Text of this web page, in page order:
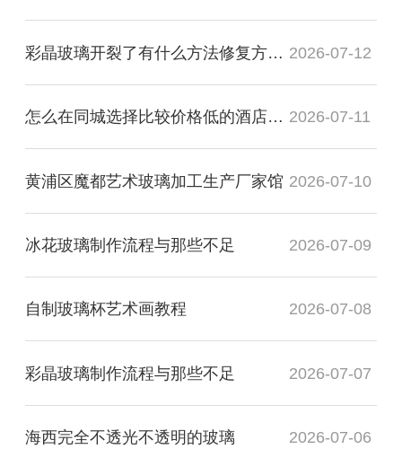
彩晶玻璃开裂了有什么方法修复方法？ 2026-07-12
怎么在同城选择比较价格低的酒店装饰玻璃厂家 2026-07-11
黄浦区魔都艺术玻璃加工生产厂家馆 2026-07-10
冰花玻璃制作流程与那些不足 2026-07-09
自制玻璃杯艺术画教程 2026-07-08
彩晶玻璃制作流程与那些不足 2026-07-07
海西完全不透光不透明的玻璃 2026-07-06